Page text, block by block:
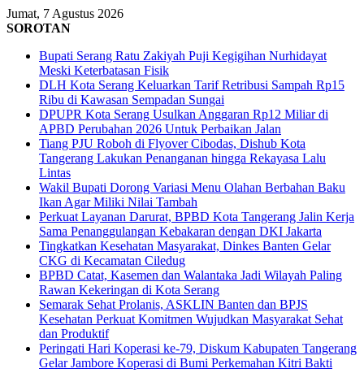
Jumat, 7 Agustus 2026
SOROTAN
Bupati Serang Ratu Zakiyah Puji Kegigihan Nurhidayat
Meski Keterbatasan Fisik
DLH Kota Serang Keluarkan Tarif Retribusi Sampah Rp15
Ribu di Kawasan Sempadan Sungai
DPUPR Kota Serang Usulkan Anggaran Rp12 Miliar di
APBD Perubahan 2026 Untuk Perbaikan Jalan
Tiang PJU Roboh di Flyover Cibodas, Dishub Kota
Tangerang Lakukan Penanganan hingga Rekayasa Lalu
Lintas
Wakil Bupati Dorong Variasi Menu Olahan Berbahan Baku
Ikan Agar Miliki Nilai Tambah
Perkuat Layanan Darurat, BPBD Kota Tangerang Jalin Kerja
Sama Penanggulangan Kebakaran dengan DKI Jakarta
Tingkatkan Kesehatan Masyarakat, Dinkes Banten Gelar
CKG di Kecamatan Ciledug
BPBD Catat, Kasemen dan Walantaka Jadi Wilayah Paling
Rawan Kekeringan di Kota Serang
Semarak Sehat Prolanis, ASKLIN Banten dan BPJS
Kesehatan Perkuat Komitmen Wujudkan Masyarakat Sehat
dan Produktif
Peringati Hari Koperasi ke-79, Diskum Kabupaten Tangerang
Gelar Jambore Koperasi di Bumi Perkemahan Kitri Bakti